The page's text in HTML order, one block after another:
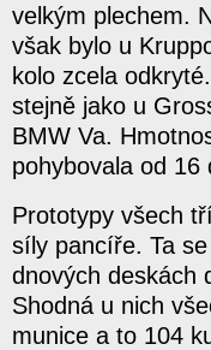
velkým plechem.
však bylo u
kolo zcela
stejně jako u
BMW Va.
pohybovala od 16
Prototypy všech
síly pancíře. Ta
dnových deskách
Shodná u nich
munice a to 104